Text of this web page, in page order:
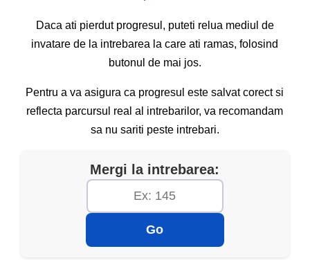
Daca ati pierdut progresul, puteti relua mediul de
invatare de la intrebarea la care ati ramas, folosind
butonul de mai jos.
Pentru a va asigura ca progresul este salvat corect si
reflecta parcursul real al intrebarilor, va recomandam
sa nu sariti peste intrebari.
Mergi la intrebarea:
Go